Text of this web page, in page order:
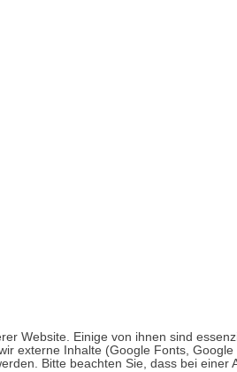
Website. Einige von ihnen sind
externe Inhalte (Google Fonts,
Bitte beachten Sie, dass bei